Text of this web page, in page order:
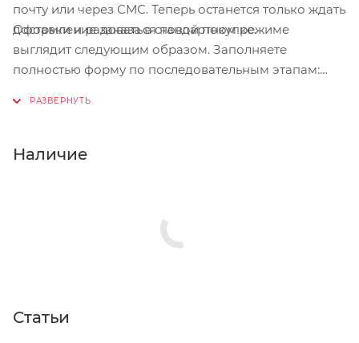
почту или через СМС. Теперь останется только ждать
доставки и радоваться новой покупке.
Оформление заказа в стандартном режиме
выглядит следующим образом. Заполняете
полностью форму по последовательным этапам:
Нажмите кнопку «Оформить заказ».
Наличие
Статьи